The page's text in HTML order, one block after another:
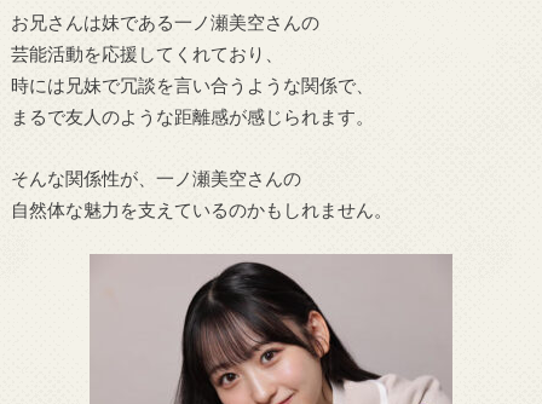
お兄さんは妹である一ノ瀬美空さんの
芸能活動を応援してくれており、
時には兄妹で冗談を言い合うような関係で、
まるで友人のような距離感が感じられます。
そんな関係性が、一ノ瀬美空さんの
自然体な魅力を支えているのかもしれません。